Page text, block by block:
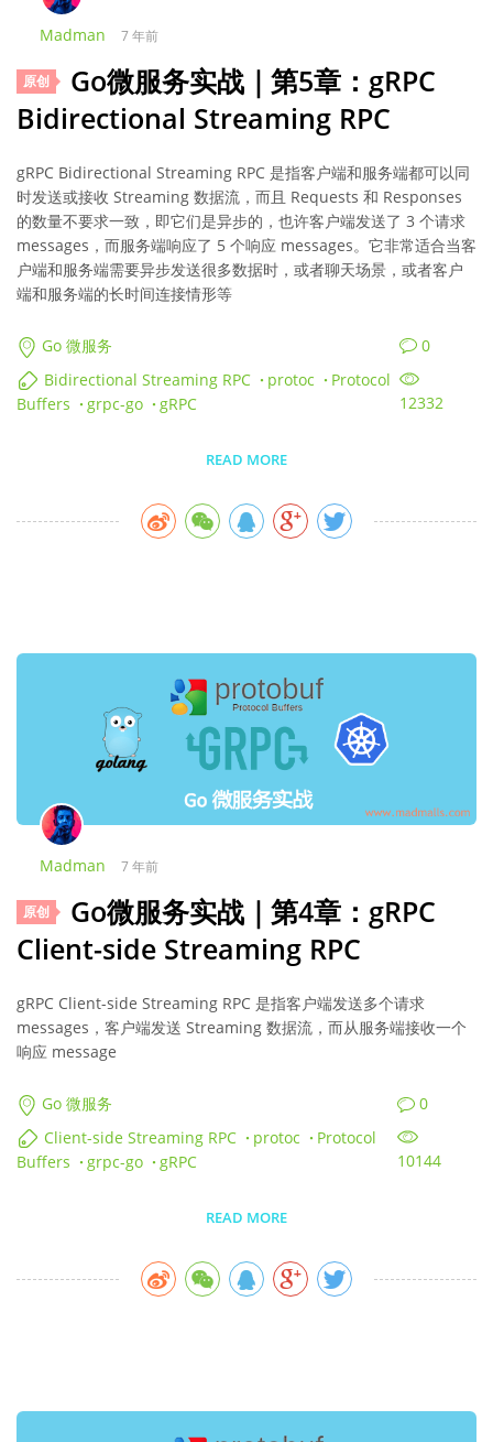
Madman 7 年前
原创
Go微服务实战｜第5章：gRPC
Bidirectional Streaming RPC
gRPC Bidirectional Streaming RPC 是指客户端和服务端都可以同
时发送或接收 Streaming 数据流，而且 Requests 和 Responses
的数量不要求一致，即它们是异步的，也许客户端发送了 3 个请求
messages，而服务端响应了 5 个响应 messages。它非常适合当客
户端和服务端需要异步发送很多数据时，或者聊天场景，或者客户
端和服务端的长时间连接情形等
Go 微服务
Bidirectional Streaming RPC · protoc · Protocol
Buffers · grpc-go · gRPC
0
12332
READ MORE
Madman 7 年前
原创
Go微服务实战｜第4章：gRPC
Client-side Streaming RPC
gRPC Client-side Streaming RPC 是指客户端发送多个请求
messages，客户端发送 Streaming 数据流，而从服务端接收一个
响应 message
Go 微服务
Client-side Streaming RPC · protoc · Protocol
Buffers ·grpc-go ·gRPC
0
10144
READ MORE